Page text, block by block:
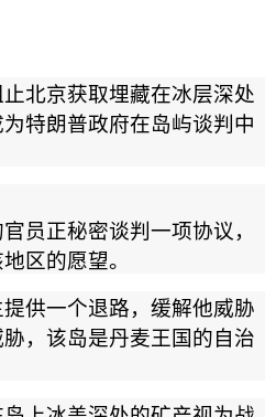
北京获取埋藏在冰层深处
特朗普政府在岛屿谈判中
员正秘密谈判一项协议，
区的愿望。
供一个退路，缓解他威胁
，该岛是丹麦王国的自治